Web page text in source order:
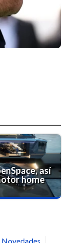
así
home
Novedades